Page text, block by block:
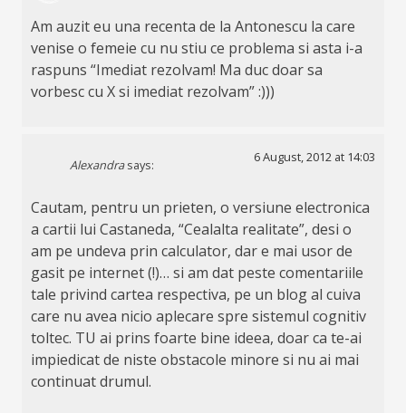
Am auzit eu una recenta de la Antonescu la care
venise o femeie cu nu stiu ce problema si asta i-a
raspuns “Imediat rezolvam! Ma duc doar sa
vorbesc cu X si imediat rezolvam” :)))
Alexandra says:
6 August, 2012 at 14:03
Cautam, pentru un prieten, o versiune electronica
a cartii lui Castaneda, “Cealalta realitate”, desi o
am pe undeva prin calculator, dar e mai usor de
gasit pe internet (!)… si am dat peste comentariile
tale privind cartea respectiva, pe un blog al cuiva
care nu avea nicio aplecare spre sistemul cognitiv
toltec. TU ai prins foarte bine ideea, doar ca te-ai
impiedicat de niste obstacole minore si nu ai mai
continuat drumul.